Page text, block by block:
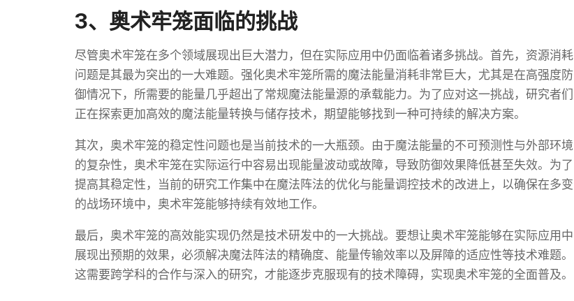
3、奥术牢笼面临的挑战
尽管奥术牢笼在多个领域展现出巨大潜力，但在实际应用中仍面临着诸多挑战。首先，资源消耗
问题是其最为突出的一大难题。强化奥术牢笼所需的魔法能量消耗非常巨大，尤其是在高强度防
御情况下，所需要的能量几乎超出了常规魔法能量源的承载能力。为了应对这一挑战，研究者们
正在探索更加高效的魔法能量转换与储存技术，期望能够找到一种可持续的解决方案。
其次，奥术牢笼的稳定性问题也是当前技术的一大瓶颈。由于魔法能量的不可预测性与外部环境
的复杂性，奥术牢笼在实际运行中容易出现能量波动或故障，导致防御效果降低甚至失效。为了
提高其稳定性，当前的研究工作集中在魔法阵法的优化与能量调控技术的改进上，以确保在多变
的战场环境中，奥术牢笼能够持续有效地工作。
最后，奥术牢笼的高效能实现仍然是技术研发中的一大挑战。要想让奥术牢笼能够在实际应用中
展现出预期的效果，必须解决魔法阵法的精确度、能量传输效率以及屏障的适应性等技术难题。
这需要跨学科的合作与深入的研究，才能逐步克服现有的技术障碍，实现奥术牢笼的全面普及。